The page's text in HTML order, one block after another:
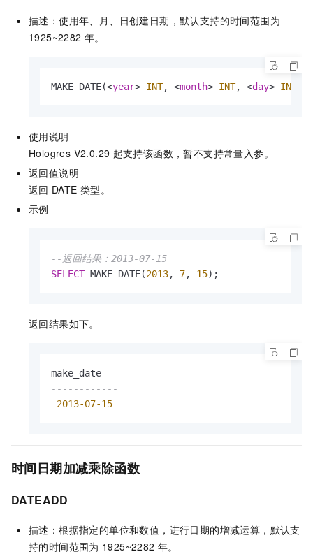
描述：使用年、月、日创建日期，默认支持的时间范围为
1925~2282 年。
MAKE_DATE(<year> INT, <month> INT, <day> INT
使用说明
Hologres V2.0.29 起支持该函数，暂不支持常量入参。
返回值说明
返回 DATE 类型。
示例
--返回结果：2013-07-15
SELECT MAKE_DATE(2013, 7, 15);
返回结果如下。
------------
2013-07-15
时间日期加减乘除函数
DATEADD
描述：根据指定的单位和数值，进行日期的增减运算，默认支
持的时间范围为 1925~2282 年。